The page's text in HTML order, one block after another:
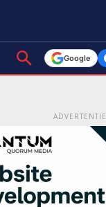
Google
ADVERTENTIE